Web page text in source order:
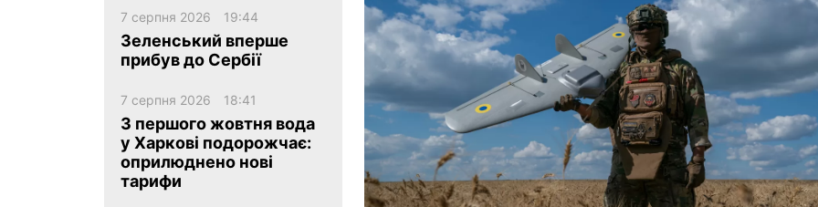
архів
gambling
en
7 серпня 2026 19:44
Зеленський вперше
прибув до Сербії
7 серпня 2026 18:41
З першого жовтня вода
у Харкові подорожчає:
оприлюднено нові
тарифи